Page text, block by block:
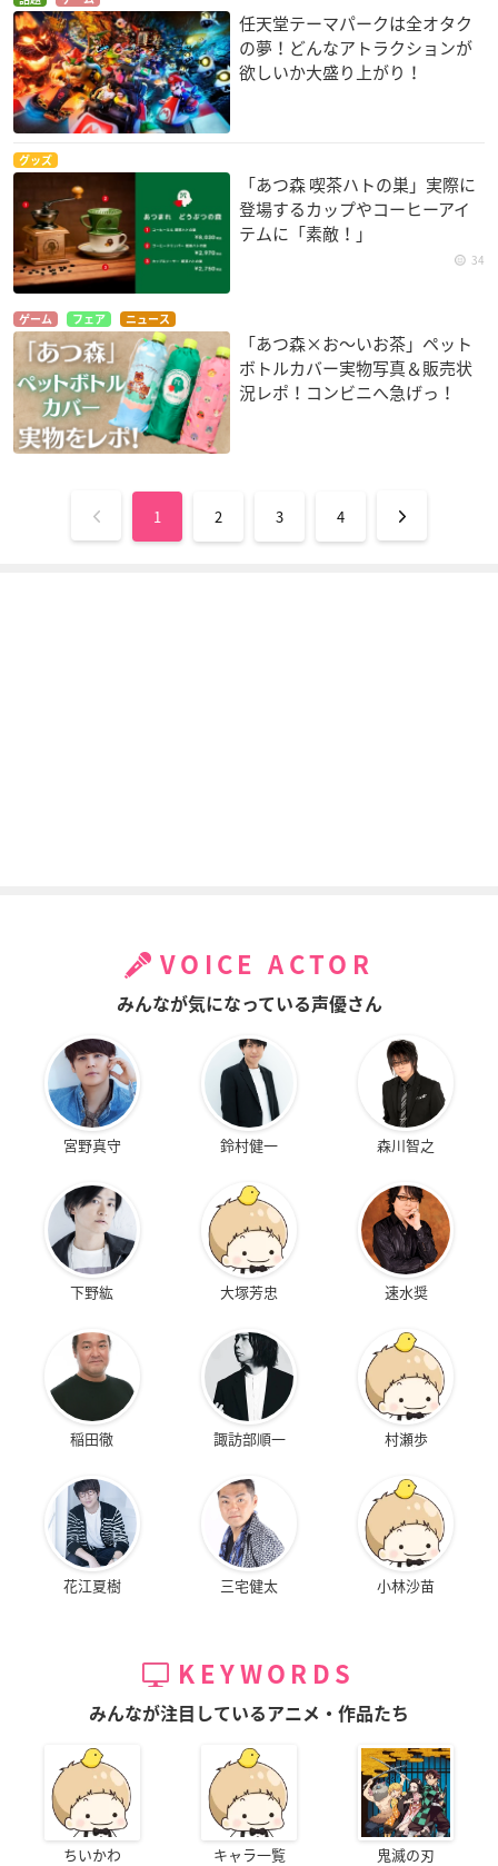
任天堂テーマパークは全オタク
の夢！どんなアトラクションが
欲しいか大盛り上がり！
グッズ
「あつ森 喫茶ハトの巣」実際に
登場するカップやコーヒーアイ
テムに「素敵！」
34
ゲーム フェア ニュース
「あつ森×お～いお茶」ペット
ボトルカバー実物写真＆販売状
況レポ！コンビニへ急げっ！
1 2 3 4
VOICE ACTOR
みんなが気になっている声優さん
宮野真守 鈴村健一 森川智之
下野紘 大塚芳忠 速水奨
稲田徹 諏訪部順一 村瀬歩
花江夏樹 三宅健太 小林沙苗
KEYWORDS
みんなが注目しているアニメ・作品たち
ちいかわ キャラ一覧 鬼滅の刃